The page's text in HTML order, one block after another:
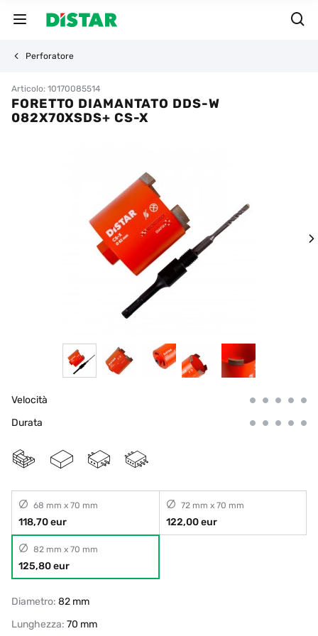
Perforatore
Articolo: 10170085514
FORETTO DIAMANTATO DDS-W
082X70XSDS+ CS-X
Velocità
Durata
68 mm x 70 mm
118,70 eur
72 mm x 70 mm
122,00 eur
82 mm x 70 mm
125,80 eur
Diametro: 82 mm
Lunghezza: 70 mm